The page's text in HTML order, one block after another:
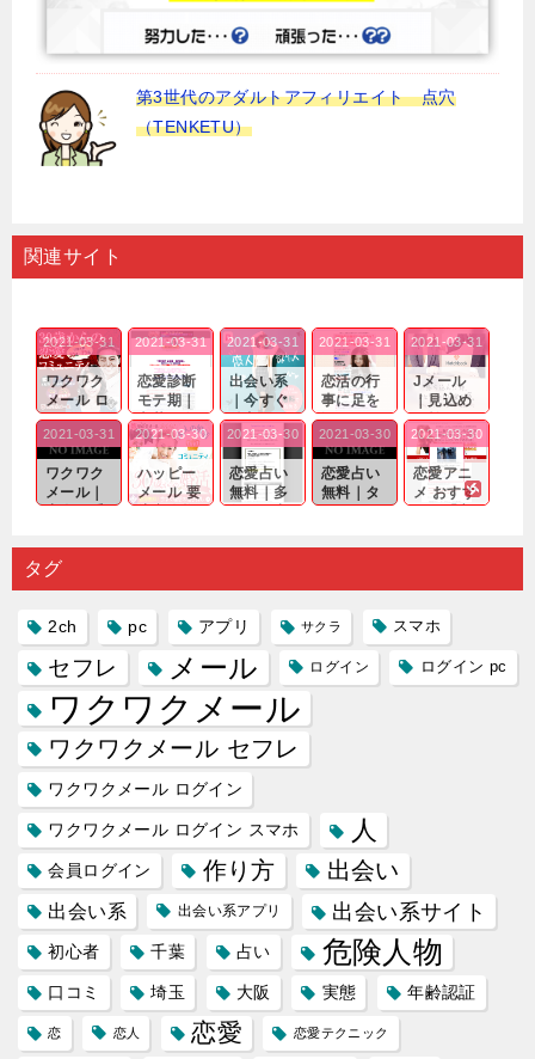
第3世代のアダルトアフィリエイト 点穴
（TENKETU）
関連サイト
ワクワク
メール ロ
グイン pc
｜心の底
から真
剣...
2021-03-31
恋愛診断
モテ期｜
老若男女
問わ
ず…。
2021-03-31
出会い系
｜今すぐ
仲良くな
れる相手
探しをし
たいと...
2021-03-31
恋活の行
事に足を
運んでも
出会いの
チャンス
が訪れ...
2021-03-31
Jメール
｜見込め
る効果が
確実なも
のであっ
ても…...
2021-03-31
ワクワク
メール｜
出会い系
り会った
人に軽...
2021-03-31
ハッピー
メール 要
注意人物
するので
2021-03-30
恋愛占い
無料｜多
数ある出
プリの内
2021-03-30
恋愛占い
無料｜タ
ーゲット
る人に恋
2021-03-30
恋愛アニ
メ おすす
め｜「心
雑で素人
2021-03-30
タグ
2ch pc アプリ サクラ スマホ
セフレ メール ログイン ログイン pc
ワクワクメール
ワクワクメール セフレ
ワクワクメール ログイン
ワクワクメール ログイン スマホ 人
会員ログイン 作り方 出会い
出会い系 出会い系アプリ 出会い系サイト
初心者 千葉 占い 危険人物
口コミ 埼玉 大阪 実態 年齢認証
恋 恋人 恋愛 恋愛テクニック